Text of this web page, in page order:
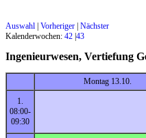
Auswahl Vorheriger Nächster
Kalenderwochen: 42 43
Ingenieurwesen, Vertiefung
Montag 13.10.
1.
08:00-
09:30